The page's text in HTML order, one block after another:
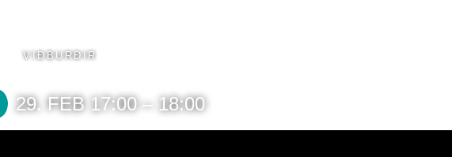
VIÐBURÐIR
29. FEB 17:00 – 18:00